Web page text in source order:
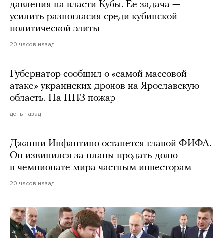
давления на власти Кубы. Ее задача —
усилить разногласия среди кубинской
политической элиты
20 часов назад
Губернатор сообщил о «самой массовой
атаке» украинских дронов на Ярославскую
область. На НПЗ пожар
день назад
Джанни Инфантино останется главой ФИФА.
Он извинился за планы продать долю
в чемпионате мира частным инвесторам
20 часов назад